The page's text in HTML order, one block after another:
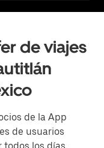
de viajes
de la App
de usuarios